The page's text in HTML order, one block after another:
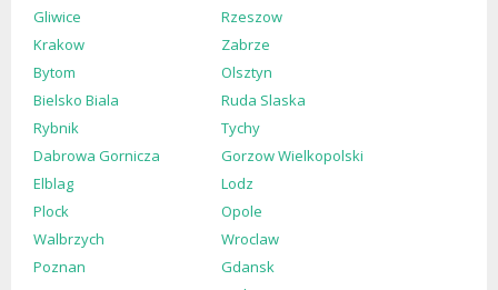
Gliwice
Rzeszow
Krakow
Zabrze
Bytom
Olsztyn
Bielsko Biala
Ruda Slaska
Rybnik
Tychy
Dabrowa Gornicza
Gorzow Wielkopolski
Elblag
Lodz
Plock
Opole
Walbrzych
Wroclaw
Poznan
Gdansk